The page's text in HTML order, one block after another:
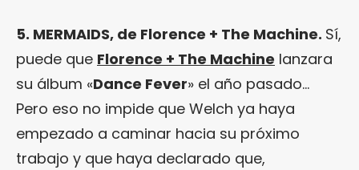
5. MERMAIDS, de Florence + The Machine. Sí,
puede que Florence + The Machine lanzara
su álbum «Dance Fever» el año pasado…
Pero eso no impide que Welch ya haya
empezado a caminar hacia su próximo
trabajo y que haya declarado que,